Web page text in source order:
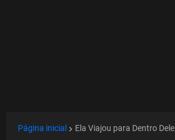
Página inicial Ela Viajou para Dentro Dele